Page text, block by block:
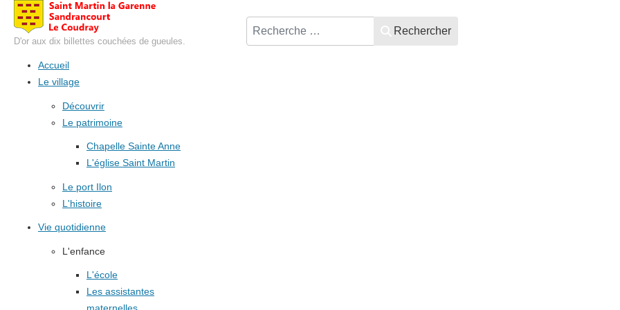
D'or aux dix billettes couchées de gueules.
Rechercher
Accueil
Le village
Découvrir
Le patrimoine
Chapelle Sainte Anne
L'église Saint Martin
Le port Ilon
L'histoire
Vie quotidienne
L'enfance
L'école
Les assistantes